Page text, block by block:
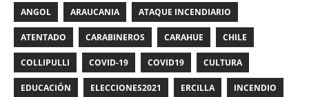
ANGOL ARAUCANIA ATAQUE INCENDIARIO
ATENTADO CARABINEROS CARAHUE CHILE
COLLIPULLI COVID-19 COVID19 CULTURA
EDUCACIÓN ELECCIONES2021 ERCILLA INCENDIO